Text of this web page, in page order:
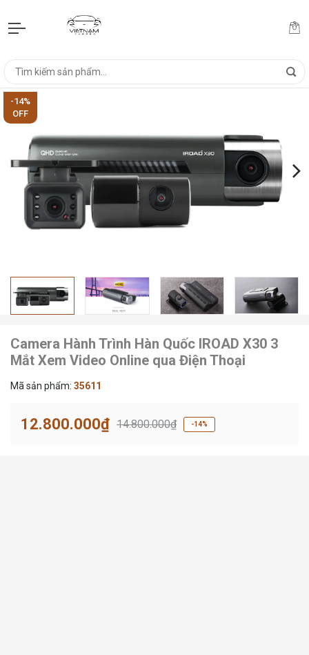
-14%
OFF
Camera Hành Trình Hàn Quốc IROAD X30 3
Mắt Xem Video Online qua Điện Thoại
Mã sản phẩm: 35611
12.800.000₫ 14.800.000₫ -14%